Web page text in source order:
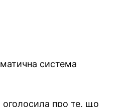
система
оголосила про те, що